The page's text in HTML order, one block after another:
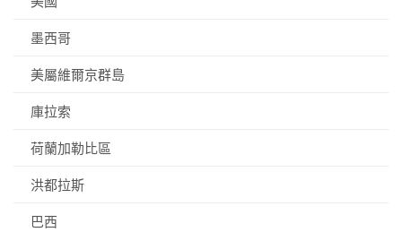
墨西哥
美屬維爾京群島
庫拉索
荷蘭加勒比區
洪都拉斯
巴西